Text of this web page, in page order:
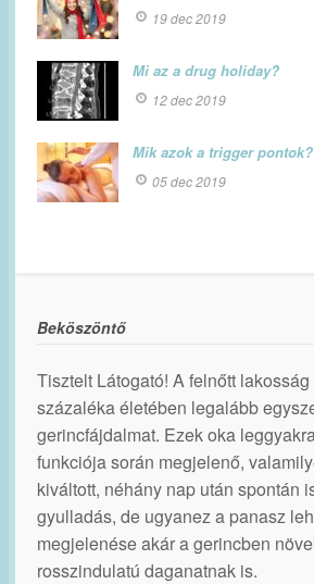
19 dec 2019
Mi az a drug holiday?
12 dec 2019
Mik azok a trigger pontok?
05 dec 2019
Beköszöntő
Tisztelt Látogató! A felnőtt
százaléka életében legalább
gerincfájdalmat. Ezek oka
funkciója során megjelenő,
kiváltott, néhány nap után spontán
gyulladás, de ugyanez a panasz
megjelenése akár a gerincben
rosszindulatú daganatnak is.